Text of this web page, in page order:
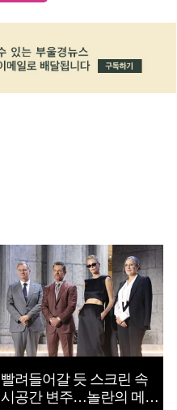
빨려들어갈 듯 스크린 속
시공간 변주…놀란의 메시